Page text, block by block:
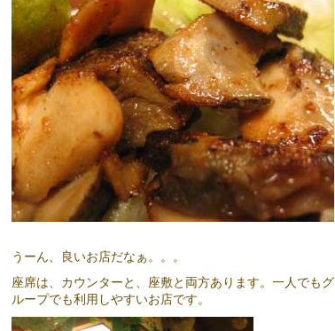
うーん、良いお店だなぁ。。。
座席は、カウンターと、座敷と両方あります。一人でもグ
ループでも利用しやすいお店です。